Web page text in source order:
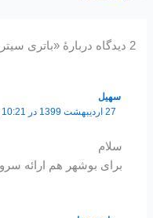
2 دیدگاه دربارهٔ «باتری سیتروئن سی 3 – C3»
سهیل
27 اردیبهشت 1399 در 10:21 ق.ظ
سلام
برای بوشهر هم ارائه